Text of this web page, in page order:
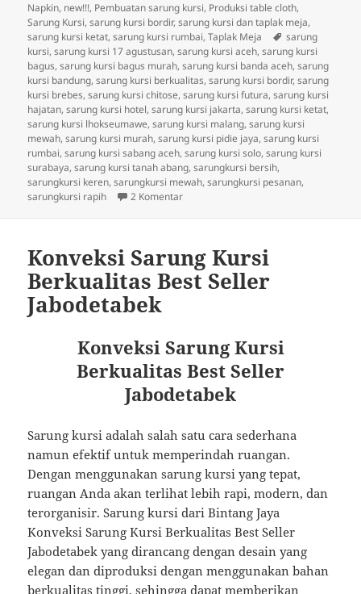
Napkin, new!!!, Pembuatan sarung kursi, Produksi table cloth,
Sarung Kursi,sarung kursi bordir,sarung kursi dan taplak meja,
sarung kursi ketat,sarung kursi rumbai,Taplak Meja Tag
sarung
kursi,sarung kursi 17 agustusan,sarung kursi aceh,sarung kursi
bagus,sarung kursi bagus murah,sarung kursi banda aceh,sarung
kursi bandung,sarung kursi berkualitas,sarung kursi bordir,sarung
kursi brebes,sarung kursi chitose,sarung kursi futura,sarung kursi
hajatan,sarung kursi hotel,sarung kursi jakarta,sarung kursi ketat,
sarung kursi lhokseumawe,sarung kursi malang,sarung kursi
mewah,sarung kursi murah,sarung kursi pidie jaya,sarung kursi
rumbai,sarung kursi sabang aceh,sarung kursi solo,sarung kursi
surabaya,sarung kursi tanah abang,sarungkursi bersih,
sarungkursi keren,sarungkursi mewah,sarungkursi pesanan,
sarungkursi rapih
2 Komentarpada Pusat Jasa Konveksi Sarung
Konveksi Sarung Kursi
Berkualitas Best Seller
Jabodetabek
Konveksi Sarung Kursi
Berkualitas Best Seller
Jabodetabek
Sarung kursi adalah salah satu cara sederhana
namun efektif untuk memperindah ruangan.
Dengan menggunakan sarung kursi yang tepat,
ruangan Anda akan terlihat lebih rapi, modern, dan
terorganisir. Sarung kursi dari Bintang Jaya
Konveksi Sarung Kursi Berkualitas Best Seller
Jabodetabek yang dirancang dengan desain yang
elegan dan diproduksi dengan menggunakan bahan
berkualitas tinggi, sehingga dapat memberikan